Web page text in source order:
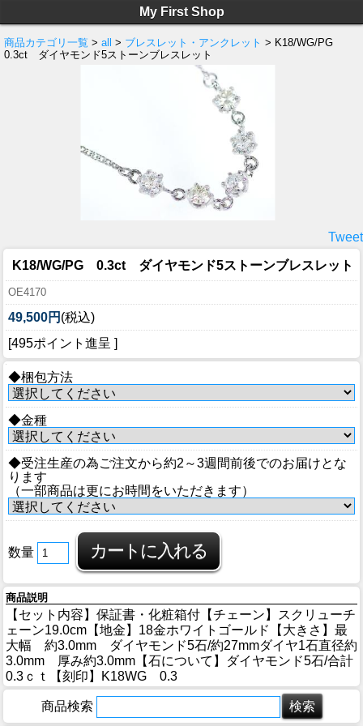
My First Shop
商品カテゴリ一覧 > all > ブレスレット・アンクレット > K18/WG/PG
0.3ct ダイヤモンド5ストーンブレスレット
Tweet
K18/WG/PG 0.3ct ダイヤモンド5ストーンブレスレット
OE4170
49,500円 (税込)
[495ポイント進呈 ]
◆梱包方法
◆金種
◆受注生産の為ご注文から約2～3週間前後でのお届けとな
ります
（一部商品は更にお時間をいただきます）
数量
商品説明
【セット内容】保証書・化粧箱付【チェーン】スクリューチ
ェーン19.0cm【地金】18金ホワイトゴールド【大きさ】最
大幅 約3.0mm ダイヤモンド5石/約27mmダイヤ1石直径約
3.0mm 厚み約3.0mm【石について】ダイヤモンド5石/合計
0.3ｃｔ【刻印】K18WG 0.3
商品検索